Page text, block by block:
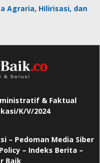
Agraria, Hilirisasi, dan
& Faktual
K/V/2024
– Pedoman Media Siber
– Indeks Berita –
Baik